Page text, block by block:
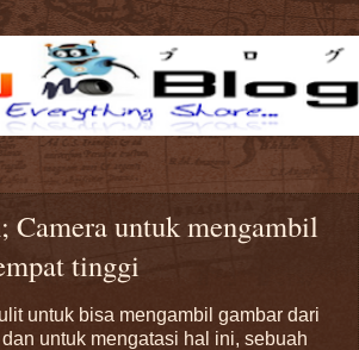
untuk mengambil
tinggi
untuk bisa mengambil gambar dari
untuk mengatasi hal ini, sebuah